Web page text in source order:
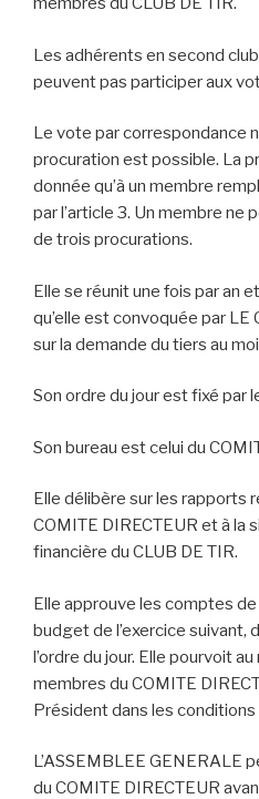
Les adhérents en second
peuvent pas participer aux
Le vote par correspondance
procuration est possible. La
donnée qu’à un membre
par l’article 3. Un membre ne
de trois procurations.
Elle se réunit une fois par an
qu’elle est convoquée par LE
sur la demande du tiers au
Son ordre du jour est fixé par
Son bureau est celui du
Elle délibère sur les rapports
COMITE DIRECTEUR et à la
financière du CLUB DE TIR.
Elle approuve les comptes de
budget de l’exercice suivant,
l’ordre du jour. Elle pourvoit
membres du COMITE
Président dans les conditions
L’ASSEMBLEE GENERALE
du COMITE DIRECTEUR